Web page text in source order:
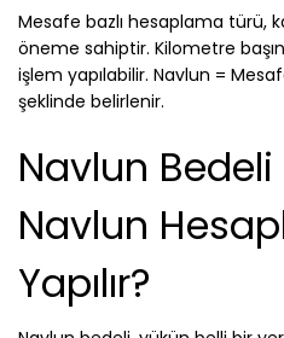
Mesafe bazlı hesaplama türü,
öneme sahiptir. Kilometre
işlem yapılabilir. Navlun =
şeklinde belirlenir.
Navlun Bedeli
Navlun
Yapılır?